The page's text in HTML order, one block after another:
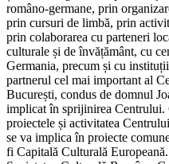
româno-germane, prin
prin cursuri de limbă, prin
prin colaborarea cu parteneri
culturale și de învățământ, cu
Germania, precum și cu
partnerul cel mai important al
București, condus de domnul
implicat în sprijinirea Centrului.
proiectele și activitatea
se va implica în proiecte
fi Capitală Culturală Europeană.